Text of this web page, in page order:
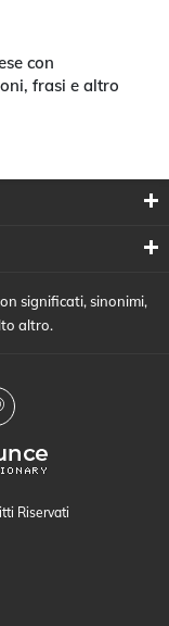
con
frasi e altro
significati, sinonimi,
altro.
Riservati